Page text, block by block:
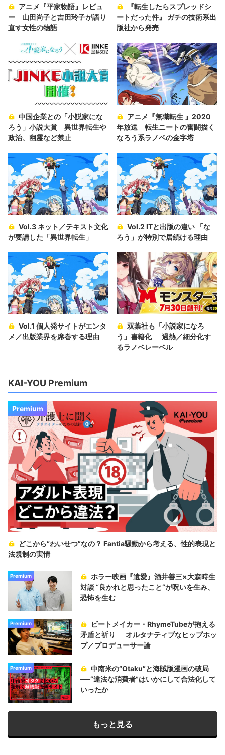
アニメ『平家物語』レビュ
ー 山田尚子と吉田玲子が語り
直す女性の物語
『転生したらスプレッドシ
ートだった件』 ガチの技術系出
版社から発売
中国企業との「小説家にな
ろう」小説大賞 異世界転生や
政治、幽霊など禁止
アニメ『無職転生 』2020
年放送 転生ニートの奮闘描く
なろう系ラノベの金字塔
Vol.3 ネット／テキスト文化
が要請した「異世界転生」
Vol.2 ITと出版の違い 「な
ろう」が特別で居続ける理由
Vol.1 個人発サイトがエンタ
メ／出版業界を席巻する理由
双葉社も「小説家になろ
う」書籍化──過熱／細分化す
るラノベレーベル
KAI-YOU Premium
Premium
どこから“わいせつ”なの？ Fantia騒動から考える、性的表現と
法規制の実情
Premium
ホラー映画『遺愛』酒井善三×大森時生
対談 “良かれと思ったこと“が呪いを生み、
恐怖を生む
Premium
ビートメイカー・RhymeTubeが抱える
矛盾と祈り──オルタナティブなヒップホッ
プ／プロデューサー論
Premium
中南米の“Otaku”と海賊版漫画の破局
──“違法な消費者”はいかにして合法化して
いったか
もっと見る